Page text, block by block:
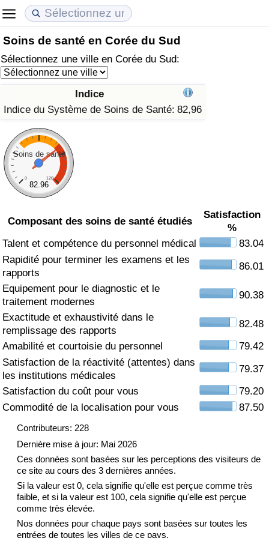
Soins de santé en Corée du Sud
Sélectionnez une ville en Corée du Sud:
Indice
Indice du Système de Soins de Santé: 82,96
Soins de santé
0 120
82.96
Composant des soins de santé étudiés
Satisfaction
%
Talent et compétence du personnel médical
83.04
Rapidité pour terminer les examens et les
rapports
86.01
Equipement pour le diagnostic et le
traitement modernes
90.38
Exactitude et exhaustivité dans le
remplissage des rapports
82.48
Amabilité et courtoisie du personnel
79.42
Satisfaction de la réactivité (attentes) dans
les institutions médicales
79.37
Satisfaction du coût pour vous
79.20
Commodité de la localisation pour vous
87.50
Contributeurs: 228
Dernière mise à jour: Mai 2026
Ces données sont basées sur les perceptions des visiteurs de
ce site au cours des 3 dernières années.
Si la valeur est 0, cela signifie qu'elle est perçue comme très
faible, et si la valeur est 100, cela signifie qu'elle est perçue
comme très élevée.
Nos données pour chaque pays sont basées sur toutes les
entrées de toutes les villes de ce pays.
Coût de la vie
Indice du Coût de la Vie (Actuel)
Indice du Coût de la Vie
Indice du coût de la vie par pays
à Akaba
Prix de l'immobilier
Indice des Prix de l'immobilier (Actuel)
Indice des Prix de l'immobilier
Indice des Prix de l'immobilier par Pays
Qualité de Vie
Indice de Qualité de Vie
Indice de Qualité de Vie (Actuel)
Indice de qualité de vie par pays
Criminalité
Indice de Criminalité (Actuel)
Indice de Criminalité
Indice de criminalité par pays
Soins de santé
Indice des soins de santé (Actuel)
Indice des soins de santé
Indice des soins de santé par Pays
Pollution
Indice de Pollution (Actuel)
Indice de pollution
Indice de Pollution par Pays
Trafic